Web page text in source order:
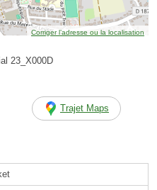
Corriger l’adresse ou la localisation
23_X000D
Trajet Maps